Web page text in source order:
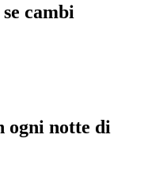
cambi
ogni notte di